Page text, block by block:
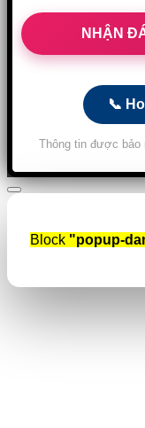
📞
Thông tin được bảo
Block "popup-